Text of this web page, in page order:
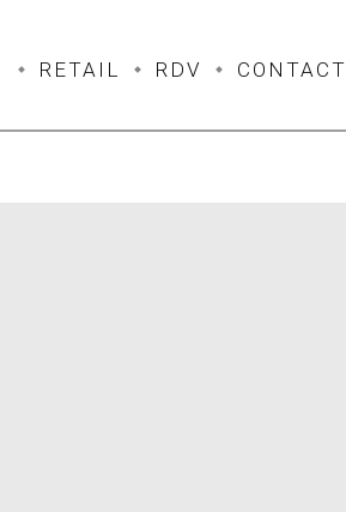
RETAIL RDV CONTACT